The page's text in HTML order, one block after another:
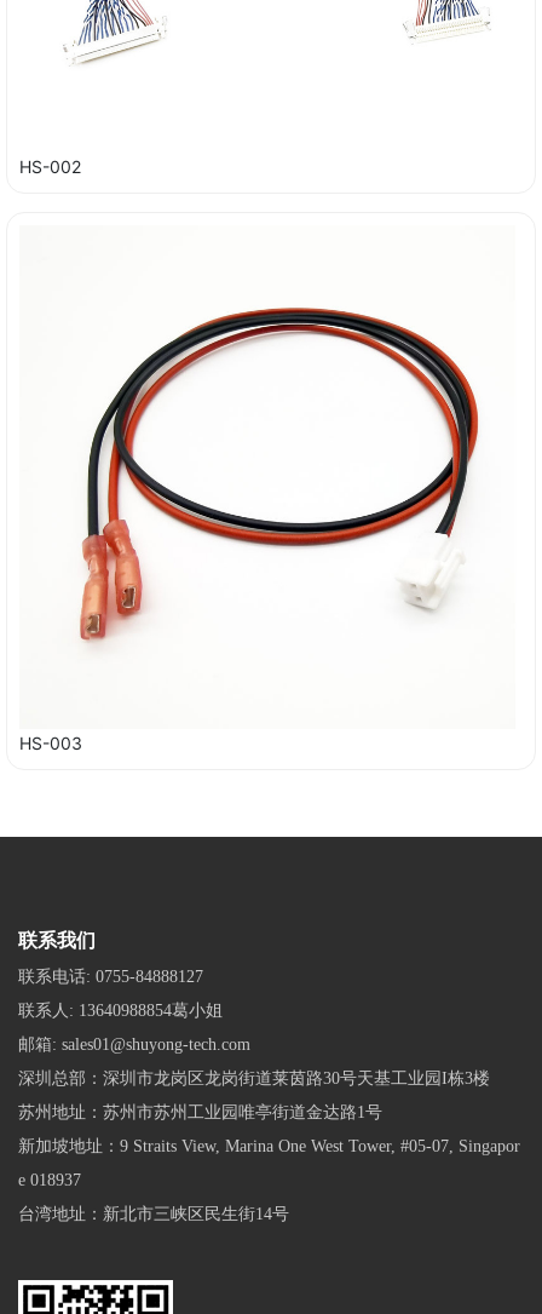
HS-002
HS-003
联系我们
联系电话: 0755-84888127
联系人: 13640988854葛小姐
邮箱: sales01@shuyong-tech.com
深圳总部：深圳市龙岗区龙岗街道莱茵路30号天基工业园I栋3楼
苏州地址：苏州市苏州工业园唯亭街道金达路1号
新加坡地址：9 Straits View, Marina One West Tower, #05-07, Singapor
e 018937
台湾地址：新北市三峡区民生街14号